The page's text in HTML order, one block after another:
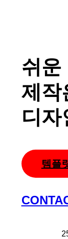
쉬운
제작
디자
템플